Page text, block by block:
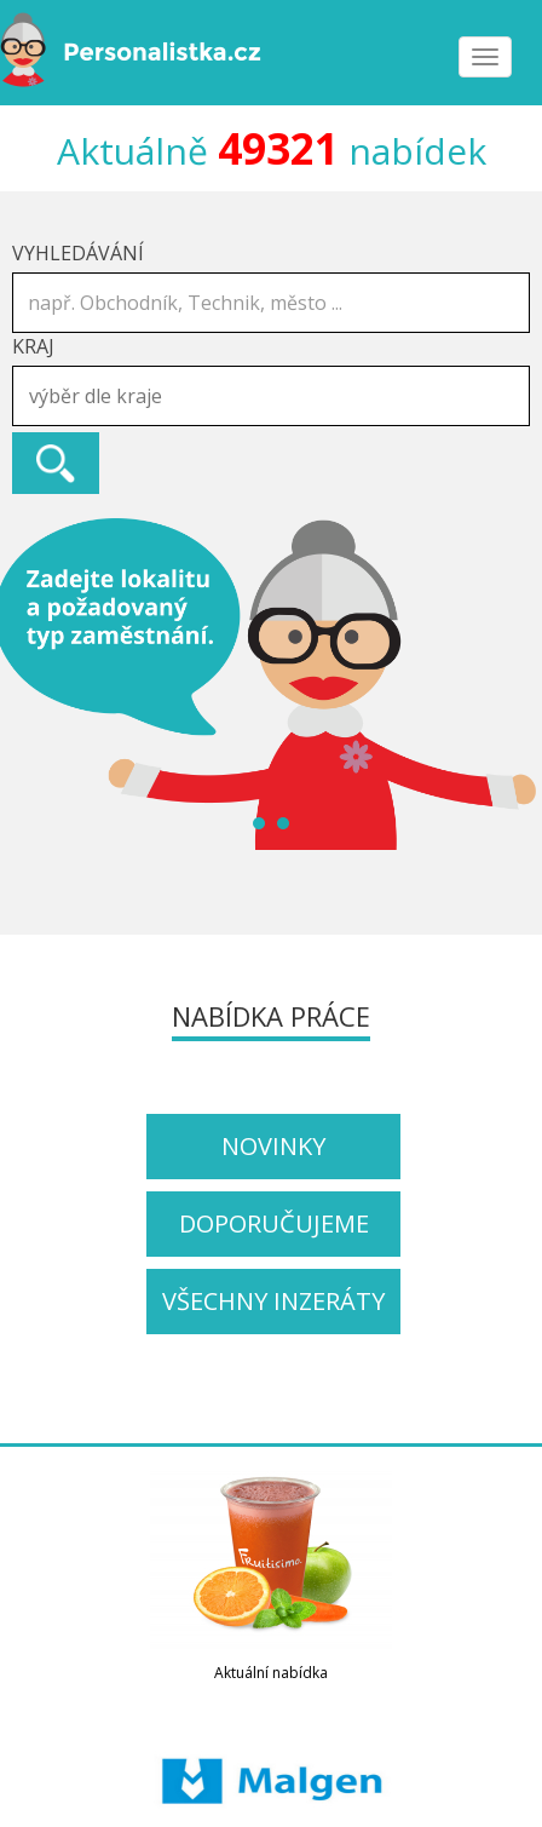
Toggle
Aktuálně 49321 nabídek
VYHLEDÁVÁNÍ
KRAJ
NABÍDKA PRÁCE
NOVINKY
DOPORUČUJEME
VŠECHNY INZERÁTY
Aktuální nabídka